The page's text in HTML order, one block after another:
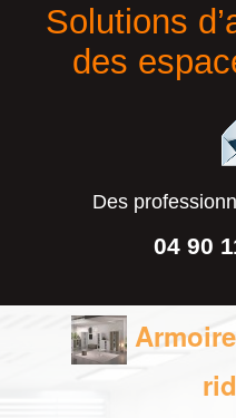
Solutions
des
Des
04 90